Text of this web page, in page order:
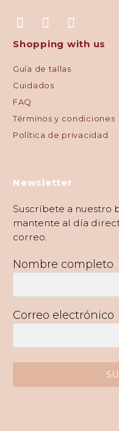
Shopping with us
Guía de tallas
Cuidados
FAQ
Términos y condiciones
Política de privacidad
Newsletter
Suscríbete a nuestro
mantente al día
correo.
Nombre completo
Correo electrónico